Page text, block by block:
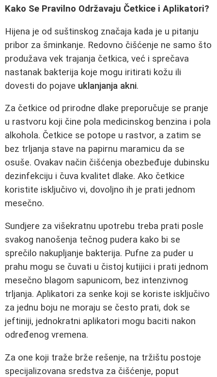
Kako Se Pravilno Održavaju Četkice i Aplikatori?
Hijena je od suštinskog značaja kada je u pitanju
pribor za šminkanje. Redovno čišćenje ne samo što
produžava vek trajanja četkica, već i sprečava
nastanak bakterija koje mogu iritirati kožu ili
dovesti do pojave uklanjanja akni.
Za četkice od prirodne dlake preporučuje se pranje
u rastvoru koji čine pola medicinskog benzina i pola
alkohola. Četkice se potope u rastvor, a zatim se
bez trljanja stave na papirnu maramicu da se
osuše. Ovakav način čišćenja obezbeđuje dubinsku
dezinfekciju i čuva kvalitet dlake. Ako četkice
koristite isključivo vi, dovoljno ih je prati jednom
mesečno.
Sundjere za višekratnu upotrebu treba prati posle
svakog nanošenja tečnog pudera kako bi se
sprečilo nakupljanje bakterija. Pufne za puder u
prahu mogu se čuvati u čistoj kutijici i prati jednom
mesečno blagom sapunicom, bez intenzivnog
trljanja. Aplikatori za senke koji se koriste isključivo
za jednu boju ne moraju se često prati, dok se
jeftiniji, jednokratni aplikatori mogu baciti nakon
određenog vremena.
Za one koji traže brže rešenje, na tržištu postoje
specijalizovana sredstva za čišćenje, poput